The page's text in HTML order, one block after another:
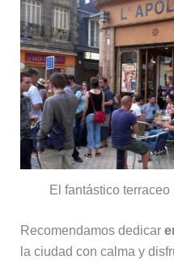
El fantástico
Recomendamos dedicar
la ciudad con calma y